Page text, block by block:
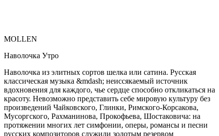
MOLLEN
Наволочка Утро
Наволочка из элитных сортов шелка или сатина. Русская
классическая музыка &mdash; неиссякаемый источник
вдохновения для каждого, чье сердце способно откликаться на
красоту. Невозможно представить себе мировую культуру без
произведений Чайковского, Глинки, Римского-Корсакова,
Мусоргского, Рахманинова, Прокофьева, Шостаковича: на
протяжении многих лет симфонии, оперы, романсы и песни
русских композиторов служили золотым резервом